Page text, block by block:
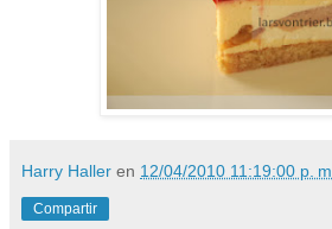
Harry Haller en 12/04/2010 11:19:00 p. m.
Compartir